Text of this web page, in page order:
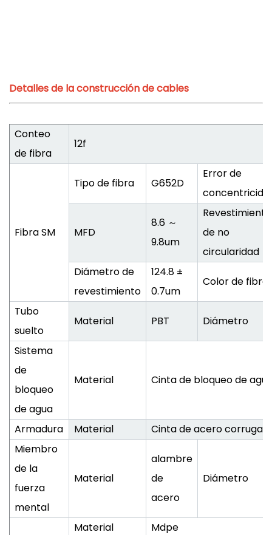
Detalles de la construcción de cables
Conteo
de fibra
12f
Fibra SM
Tipo de fibra G652D
Error de
MFD
8.6 ～
9.8um
Revestimiento
de no
circularidad
Diámetro de
revestimiento
124.8 ±
0.7um
Color de fibra
Tubo
suelto
Material PBT Diámetro
Sistema
de
bloqueo
de agua
Material Cinta de bloqueo de
Armadura Material
Cinta de acero
Miembro
de la
fuerza
mental
Material
alambre
de
acero
Diámetro
Material Mdpe